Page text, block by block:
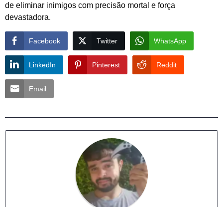
de eliminar inimigos com precisão mortal e força
devastadora.
Facebook Twitter WhatsApp
LinkedIn Pinterest Reddit
Email